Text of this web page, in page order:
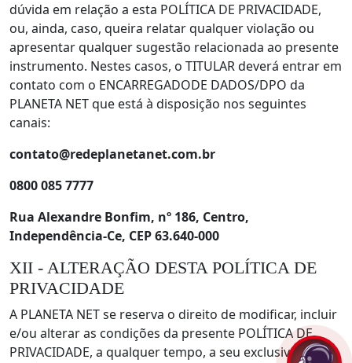
dúvida em relação a esta POLÍTICA DE PRIVACIDADE,
ou, ainda, caso, queira relatar qualquer violação ou
apresentar qualquer sugestão relacionada ao presente
instrumento. Nestes casos, o TITULAR deverá entrar em
contato com o ENCARREGADODE DADOS/DPO da
PLANETA NET que está à disposição nos seguintes
canais:
contato@redeplanetanet.com.br
0800 085 7777
Rua Alexandre Bonfim, nº 186, Centro,
Independência-Ce, CEP 63.640-000
XII - ALTERAÇÃO DESTA POLÍTICA DE
PRIVACIDADE
A PLANETA NET se reserva o direito de modificar, incluir
e/ou alterar as condições da presente POLÍTICA DE
PRIVACIDADE, a qualquer tempo, a seu exclusivo